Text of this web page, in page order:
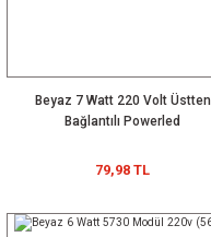
Beyaz 7 Watt 220 Volt Üstten
Bağlantılı Powerled
79,98 TL